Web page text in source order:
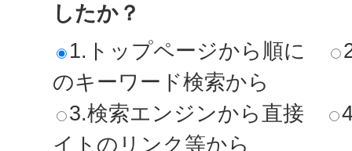
したか？
1.トップページから順に
のキーワード検索から
3.検索エンジンから直接
イトのリンク等から